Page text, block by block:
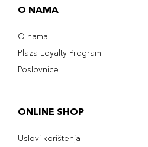
O NAMA
O nama
Plaza Loyalty Program
Poslovnice
ONLINE SHOP
Uslovi korištenja